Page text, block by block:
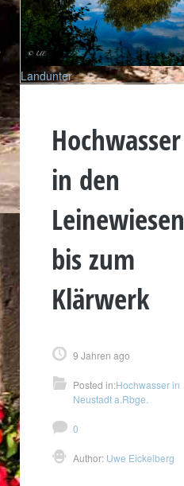
Landunter
Hochwasser
in den
Leinewiesen
bis zum
Klärwerk
9 Jahren ago
Posted in:Hochwasser in
Neustadt a.Rbge.
0
Author: Uwe Eickelberg